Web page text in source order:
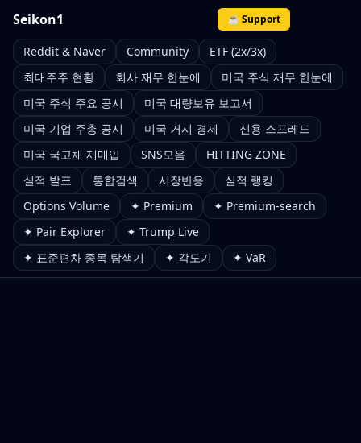
Seikon1 ☕ Support
Reddit & Naver Community
ETF (2x/3x)
최대주주 현황
회사 재무 한눈에
미국 주식 재무 한눈에
미국 주식 주요 공시
미국 대량보유 보고서
미국 기업 주총 공시
미국 거시 경제
신용 스프레드
미국 국고채 재매입
SNS모음
HITTING ZONE
실적 발표
통합검색 시장반응
실적 랭킹
Options Volume
✦ Premium
✦ Premium-search
✦ Pair Explorer
✦ Trump Live
✦ 표준편차 종목 탐색기
✦ 각도기 ✦ VaR